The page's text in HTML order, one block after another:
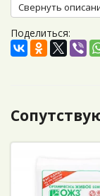
Свернуть
Поделиться: